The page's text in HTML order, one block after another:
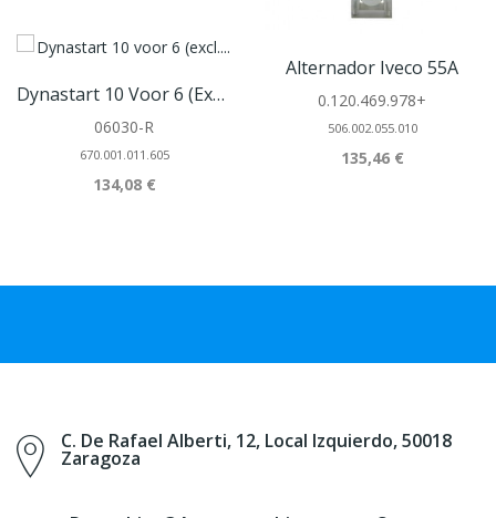
Dynastart 10 Voor 6 (excl. Regelaar/relais)
06030-R
670.001.011.605
134,08 €
Alternador Iveco 55A
0.120.469.978+
506.002.055.010
135,46 €
C. De Rafael Alberti, 12, Local Izquierdo, 50018
Zaragoza